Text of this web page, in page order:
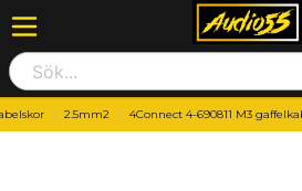
2.5mm2 4Connect 4-690811 M3